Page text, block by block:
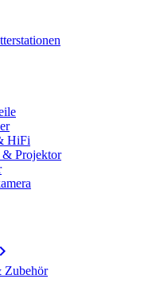
HiFi
& Projektor

Zubehör